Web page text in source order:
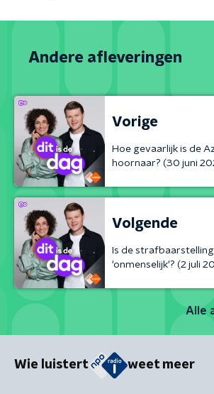
Andere afleveringen
Vorige
Hoe gevaarlijk is de
hoornaar? (30 juni
Volgende
Is de
'onmenselijk'? (2 juli
Alle
Wie luistert weet meer